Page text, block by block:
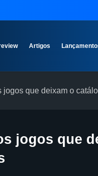
Artigos
que deixam o
jogos que